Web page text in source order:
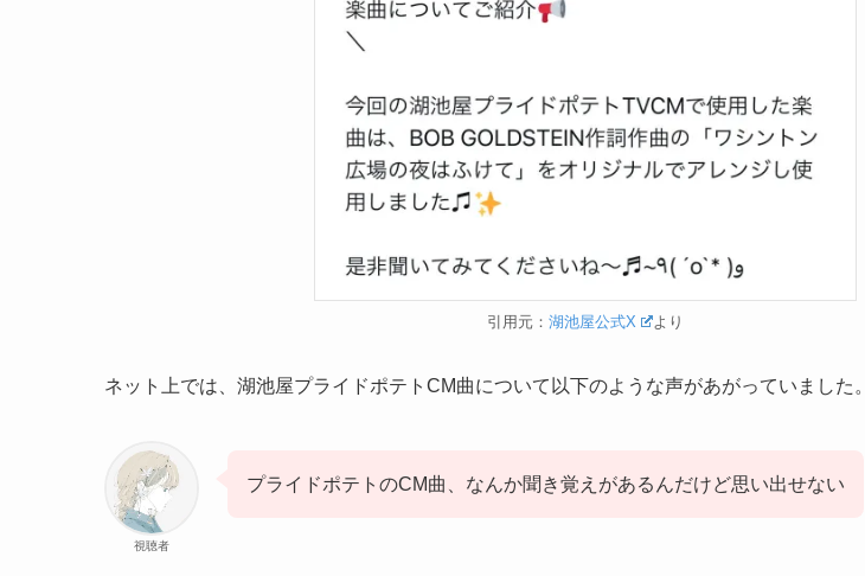
引用元：湖池屋公式X より
ネット上では、湖池屋プライドポテトCM曲について以下のような声があがっていました。
視聴者
プライドポテトのCM曲、なんか聞き覚えがあるんだけど思い出せない